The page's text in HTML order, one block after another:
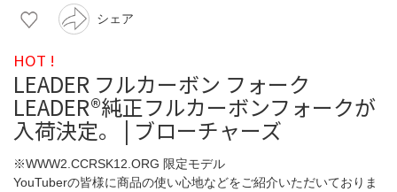
シェア
HOT !
LEADER フルカーボン フォーク
LEADER®︎純正フルカーボンフォークが
入荷決定。 | ブローチャーズ
※WWW2.CCRSK12.ORG 限定モデル
YouTuberの皆様に商品の使い心地などをご紹介いただいておりま